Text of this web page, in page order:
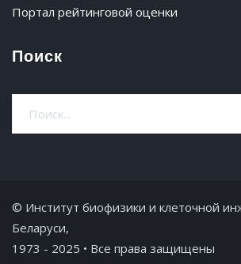
Портал рейтинговой оценки
Поиск
© Институт биофизики и клеточной
Беларуси,
1973 - 2025 • Все права защищены